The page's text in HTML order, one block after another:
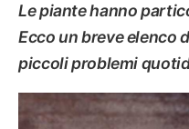
Le piante hanno
Ecco un breve elenco
piccoli problemi
L'ALTRA MEDICINA